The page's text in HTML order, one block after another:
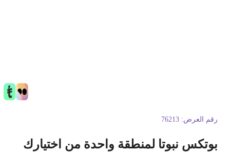
العرض: 76213
نبوتا لمنطقة واحدة من اختيارك